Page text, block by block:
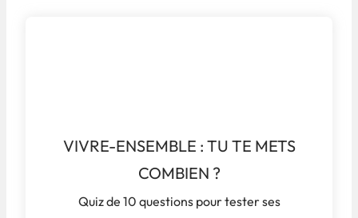
VIVRE-ENSEMBLE : TU TE METS
COMBIEN ?
Quiz de 10 questions pour tester ses